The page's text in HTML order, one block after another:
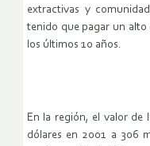
extractivas y
tenido que pagar un alto
los últimos 10 años.
En la región, el valor de
dólares en 2001 a 306